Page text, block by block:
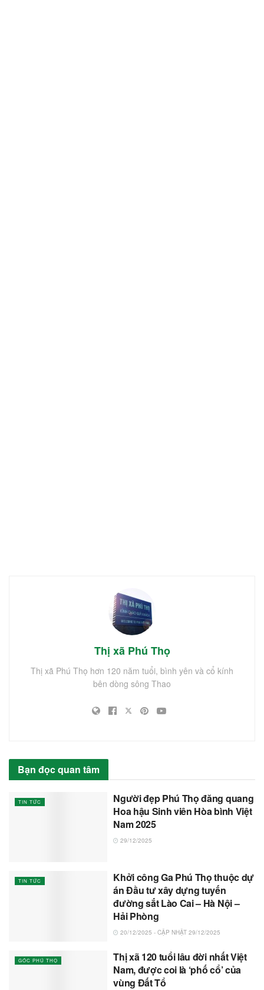
Thị xã Phú Thọ
Thị xã Phú Thọ hơn 120 năm tuổi, bình yên và cổ kính
bên dòng sông Thao
Bạn đọc quan tâm
TIN TỨC
Người đẹp Phú Thọ đăng quang
Hoa hậu Sinh viên Hòa bình Việt
Nam 2025
29/12/2025
TIN TỨC
Khởi công Ga Phú Thọ thuộc dự
án Đầu tư xây dựng tuyến
đường sắt Lào Cai – Hà Nội –
Hải Phòng
20/12/2025 - CẬP NHẬT 29/12/2025
GÓC PHÚ THỌ
Thị xã 120 tuổi lâu đời nhất Việt
Nam, được coi là ‘phố cổ’ của
vùng Đất Tổ